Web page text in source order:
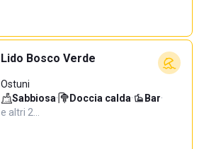
Lido Bosco Verde
Ostuni
Sabbiosa· Doccia calda· Bar·
e altri 2…